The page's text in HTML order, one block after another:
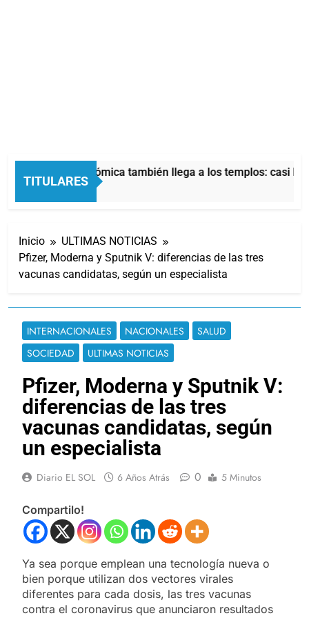
TITULARES
La crisis económica también llega a los templos: casi la
49 Minutos Atrás
Inicio
ULTIMAS NOTICIAS
Pfizer, Moderna y Sputnik V: diferencias de las tres
vacunas candidatas, según un especialista
INTERNACIONALES NACIONALES
SALUD
SOCIEDAD
ULTIMAS NOTICIAS
Pfizer, Moderna y Sputnik V:
diferencias de las tres
vacunas candidatas, según
un especialista
Diario EL SOL 6 Años Atrás 0 5 Minutos
Compartilo!
Ya sea porque emplean una tecnología nueva o
bien porque utilizan dos vectores virales
diferentes para cada dosis, las tres vacunas
contra el coronavirus que anunciaron resultados